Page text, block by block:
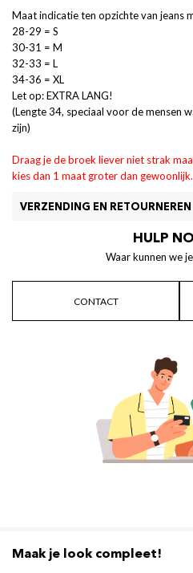
Maat indicatie ten opzichte van jeans
28-29 = S
30-31 = M
32-33 = L
34-36 = XL
Let op: EXTRA LANG!
(Lengte 34, speciaal voor de mensen
zijn)
Draag je de broek liever niet strak
kies dan 1 maat groter dan gewoonlijk.
VERZENDING EN RETOURNEREN
HULP
Waar kunnen we
CONTACT
Maak je look compleet!